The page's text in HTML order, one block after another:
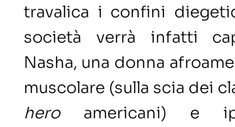
travalica i confini
società verrà infatti
Nasha, una donna
muscolare (sulla scia dei
heroamericani) e